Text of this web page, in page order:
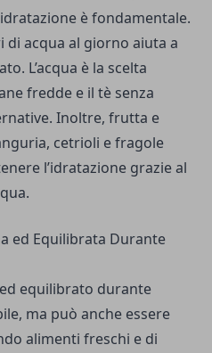
è fondamentale.
di acqua al giorno aiuta a
L’acqua è la scelta
fredde e il tè senza
Inoltre, frutta e
cetrioli e fragole
l’idratazione grazie al
ed Equilibrata Durante
equilibrato durante
ma può anche essere
alimenti freschi e di